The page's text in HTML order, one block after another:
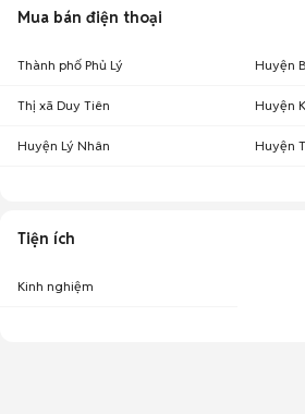
Mua bán điện thoại
Thành phố Phủ Lý Huyện
Thị xã Duy Tiên Huyện
Huyện Lý Nhân Huyện
Tiện ích
Kinh nghiệm